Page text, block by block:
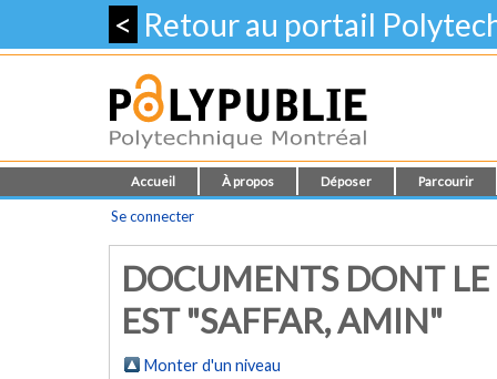
< Retour au portail
Accueil À propos Déposer Parcourir
Se connecter
DOCUMENTS DONT
EST "SAFFAR, AMIN"
Monter d'un niveau